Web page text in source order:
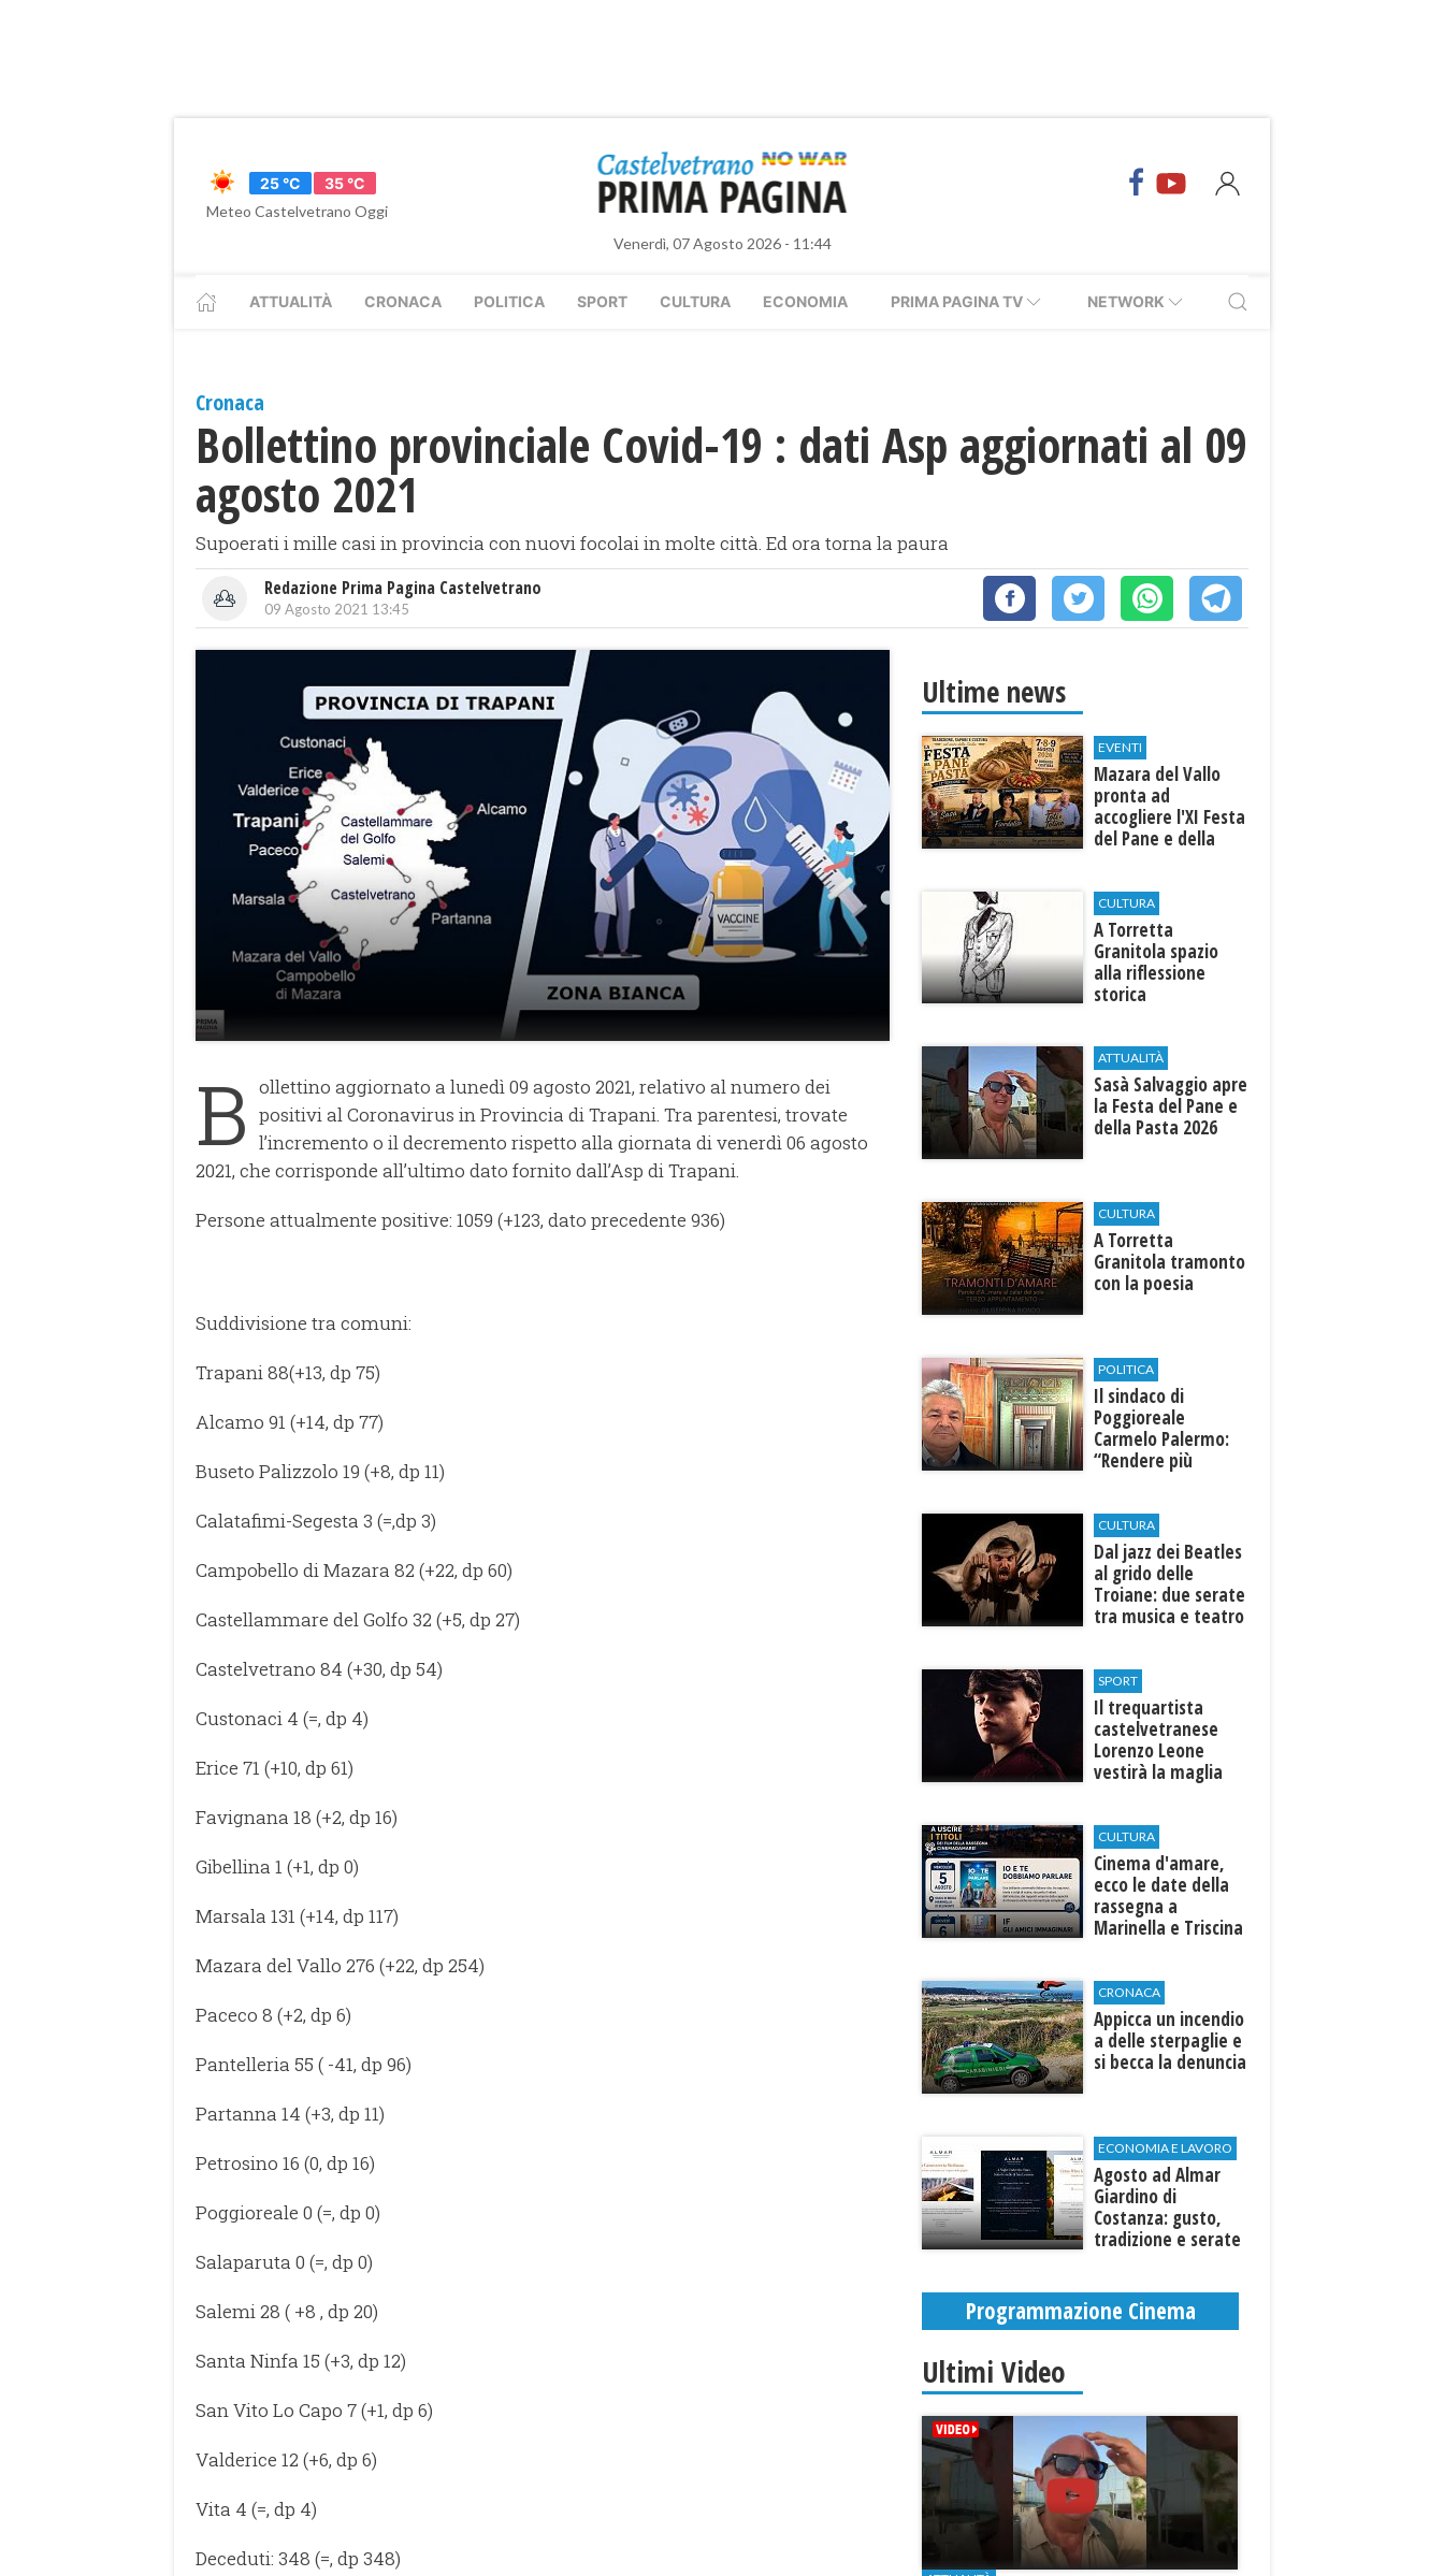
25 °C
35 °C
Meteo Castelvetrano Oggi
Venerdì, 07 Agosto 2026 - 11:44
ATTUALITÀ CRONACA POLITICA SPORT CULTURA ECONOMIA PRIMA PAGINA TV NETWORK
Cronaca
Bollettino provinciale Covid-19 : dati Asp aggiornati al 09
agosto 2021
Supoerati i mille casi in provincia con nuovi focolai in molte città. Ed ora torna la paura
Redazione Prima Pagina Castelvetrano
09 Agosto 2021 13:45
B ollettino aggiornato a lunedì 09 agosto 2021, relativo al numero dei
positivi al Coronavirus in Provincia di Trapani. Tra parentesi, trovate
l’incremento o il decremento rispetto alla giornata di venerdì 06 agosto
2021, che corrisponde all’ultimo dato fornito dall’Asp di Trapani.
Persone attualmente positive: 1059 (+123, dato precedente 936)
Suddivisione tra comuni:
Trapani 88(+13, dp 75)
Alcamo 91 (+14, dp 77)
Buseto Palizzolo 19 (+8, dp 11)
Calatafimi-Segesta 3 (=,dp 3)
Campobello di Mazara 82 (+22, dp 60)
Castellammare del Golfo 32 (+5, dp 27)
Castelvetrano 84 (+30, dp 54)
Custonaci 4 (=, dp 4)
Erice 71 (+10, dp 61)
Favignana 18 (+2, dp 16)
Gibellina 1 (+1, dp 0)
Marsala 131 (+14, dp 117)
Mazara del Vallo 276 (+22, dp 254)
Paceco 8 (+2, dp 6)
Pantelleria 55 ( -41, dp 96)
Partanna 14 (+3, dp 11)
Petrosino 16 (0, dp 16)
Poggioreale 0 (=, dp 0)
Salaparuta 0 (=, dp 0)
Salemi 28 ( +8 , dp 20)
Santa Ninfa 15 (+3, dp 12)
San Vito Lo Capo 7 (+1, dp 6)
Valderice 12 (+6, dp 6)
Vita 4 (=, dp 4)
Deceduti: 348 (=, dp 348)
Ultime news
EVENTI
Mazara del Vallo
pronta ad
accogliere l'XI Festa
del Pane e della
CULTURA
​A Torretta
Granitola spazio
alla riflessione
storica
ATTUALITÀ
Sasà Salvaggio apre
la Festa del Pane e
della Pasta 2026
CULTURA
​A Torretta
Granitola tramonto
con la poesia
POLITICA
Il sindaco di
Poggioreale
Carmelo Palermo:
“Rendere più
Castelvetrano."
CULTURA
Dal jazz dei Beatles
al grido delle
Troiane: due serate
tra musica e teatro
SPORT
Il trequartista
castelvetranese
Lorenzo Leone
vestirà la maglia
CULTURA
Cinema d'amare,
ecco le date della
rassegna a
Marinella e Triscina
CRONACA
Appicca un incendio
a delle sterpaglie e
si becca la denuncia
ECONOMIA E LAVORO
Agosto ad Almar
Giardino di
Costanza: gusto,
tradizione e serate
esterni
Programmazione Cinema
Ultimi Video